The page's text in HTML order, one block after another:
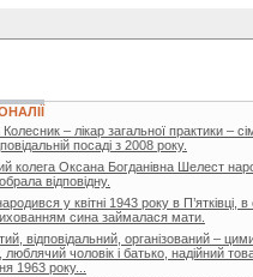
– лікар загальної практики –
посаді з 2008 року.
колега Оксана Богданівна Шелест
відповідну.
у квітні 1943 року в П’ятківці,
сина займалася мати.
відповідальний, організований –
люблячий чоловік і батько, надійний
1963 року...